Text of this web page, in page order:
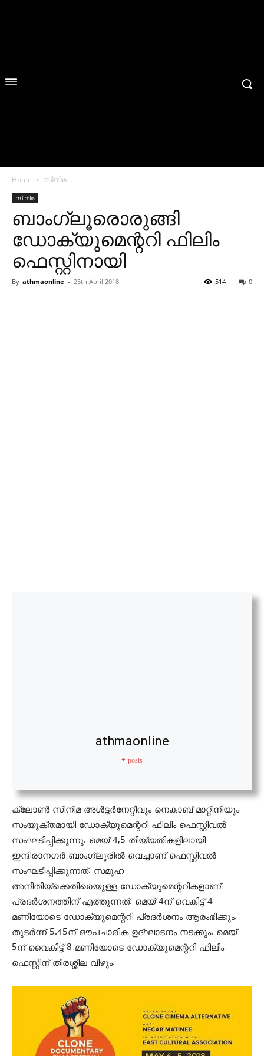
Home സിനിമ
സിനിമ
ബാംഗ്ലൂരൊരുങ്ങി
ഡോക്യുമെന്ററി ഫിലിം
ഫെസ്റ്റിനായി
By athmaonline - 25th April 2018 0
514
athmaonline
+ posts
ക്ലോണ്‍ സിനിമ അള്‍ട്ടര്‍നേറ്റീവും നെകാബ് മാറ്റിനിയും
സംയുക്തമായി ഡോക്യുമെന്ററി ഫിലിം ഫെസ്റ്റിവല്‍
സംഘടിപ്പിക്കുന്നു. മെയ് 4,5 തിയ്യതികളിലായി
ഇന്ദിരാനഗര്‍ ബാംഗ്ലൂരില്‍ വെച്ചാണ് ഫെസ്റ്റിവല്‍
സംഘടിപ്പിക്കുന്നത്. സമൂഹ
അനീതിയ്ക്കെതിരെയുള്ള ഡോക്യുമെന്ററികളാണ്
പ്രദര്‍ശനത്തിന് എത്തുന്നത്. മെയ് 4ന് വെകിട്ട് 4
മണിയോടെ ഡോക്യുമെന്ററി പ്രദര്‍ശനം ആരംഭിക്കും.
തുടര്‍ന്ന് 5.45ന് ഔപചാരിക ഉദ്ഘാടനം നടക്കും. മെയ്
5ന് വൈകിട്ട് 8 മണിയോടെ ഡോക്യുമെന്ററി ഫിലിം
ഫെസ്റ്റിന് തിരശ്ശീല വീഴും.